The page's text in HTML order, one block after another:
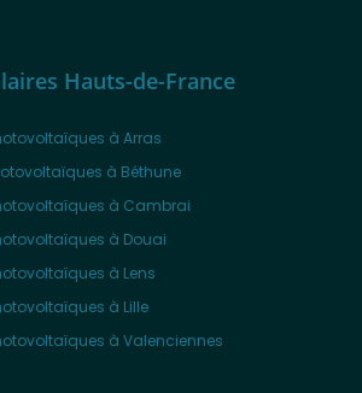
Hauts-de-France
à Arras
à Béthune
à Cambrai
à Douai
à Lens
à Lille
à Valenciennes